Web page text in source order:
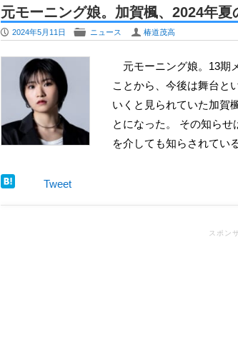
モーニング娘。18期のメンバーカラー発表 加
カラー変更も
夏焼雅、アイドルオーディションを総合プロ
で「次代のロック」目指す
OCHA NORMA 北原もも、待望の初写真集『も
定 ”妖艶” と “天真爛漫” の間で
牧野真莉愛、卒業後にインスタ更新 相変わら
安堵
レ東音楽祭2026夏』でアナウンサー デビュー
元モーニング娘。加賀楓、2024年
P 2024年5月11日 F ニュース U 椿道茂高
元モーニング娘。13期メンバーで、2023年に伝統的な大舞台に抜擢された
ことから、今後は舞台と
いくと見られていた加賀
とになった。 その知ら
を介しても知らされてい
Tweet
スポン